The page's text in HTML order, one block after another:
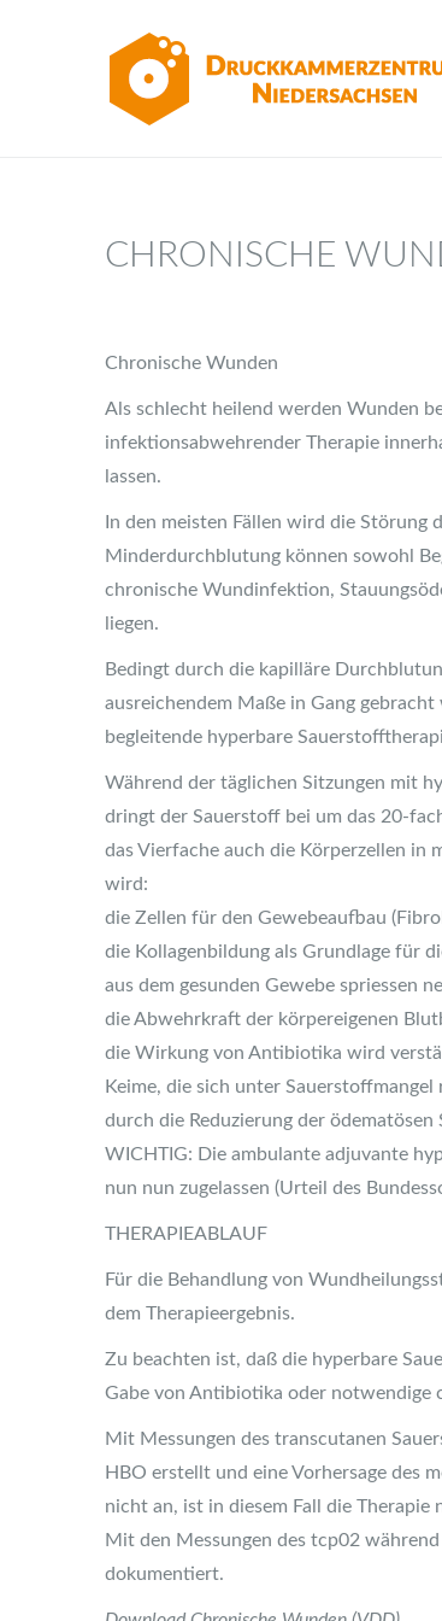
CHRONISCHE
Chronische Wunden
Als schlecht heilend werden Wunden
infektionsabwehrender Therapie
lassen.
In den meisten Fällen wird die
Minderdurchblutung können sowohl
chronische Wundinfektion,
liegen.
Bedingt durch die kapilläre
ausreichendem Maße in Gang
begleitende hyperbare
Während der täglichen Sitzungen mit
dringt der Sauerstoff bei um das 20-
das Vierfache auch die Körperzellen in
wird:
die Zellen für den Gewebeaufbau
die Kollagenbildung als Grundlage für
aus dem gesunden Gewebe spriessen
die Abwehrkraft der körpereigenen
die Wirkung von Antibiotika wird
Keime, die sich unter
durch die Reduzierung der
WICHTIG: Die ambulante adjuvante
nun nun zugelassen (Urteil des
THERAPIEABLAUF
Für die Behandlung von
dem Therapieergebnis.
Zu beachten ist, daß die hyperbare
Gabe von Antibiotika oder notwendige
Mit Messungen des transcutanen
HBO erstellt und eine Vorhersage des
nicht an, ist in diesem Fall die Therapie
Mit den Messungen des tcp02
dokumentiert.